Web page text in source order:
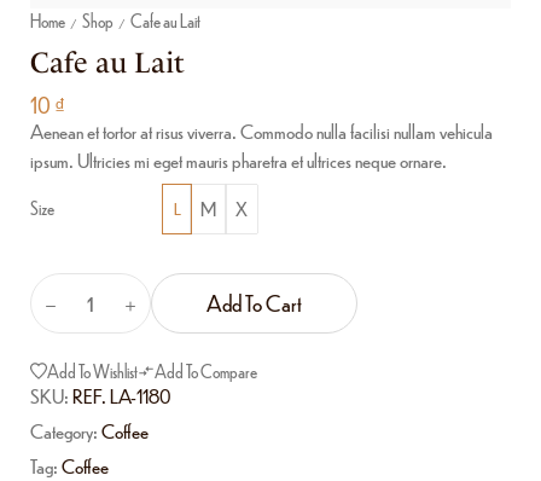
Home / Shop / Cafe au Lait
Cafe au Lait
10 ₫
Aenean et tortor at risus viverra. Commodo nulla facilisi nullam vehicula
ipsum. Ultricies mi eget mauris pharetra et ultrices neque ornare.
Size L M X
Add To Cart
Add To Wishlist Add To Compare
SKU:REF. LA-1180
Category:Coffee
Tag:Coffee